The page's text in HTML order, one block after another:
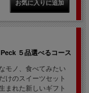
５品選べるコース
モノ、食べてみたい
けのスイーツセット
まれた新しいギフト